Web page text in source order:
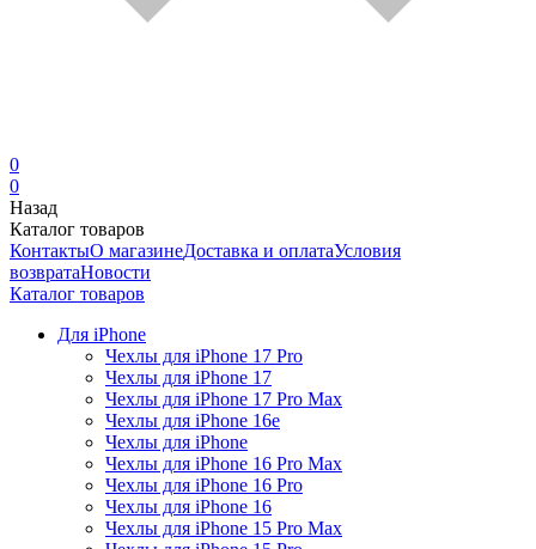
0
0
Назад
Каталог товаров
КонтактыО магазинеДоставка и оплатаУсловия
возвратаНовости
Каталог товаров
Для iPhone
Чехлы для iPhone 17 Pro
Чехлы для iPhone 17
Чехлы для iPhone 17 Pro Max
Чехлы для iPhone 16e
Чехлы для iPhone
Чехлы для iPhone 16 Pro Max
Чехлы для iPhone 16 Pro
Чехлы для iPhone 16
Чехлы для iPhone 15 Pro Max